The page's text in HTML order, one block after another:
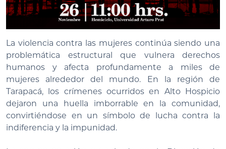
La violencia contra las mujeres continúa siendo una
problemática estructural que vulnera derechos
humanos y afecta profundamente a miles de
mujeres alrededor del mundo. En la región de
Tarapacá, los crímenes ocurridos en Alto Hospicio
dejaron una huella imborrable en la comunidad,
convirtiéndose en un símbolo de lucha contra la
indiferencia y la impunidad.